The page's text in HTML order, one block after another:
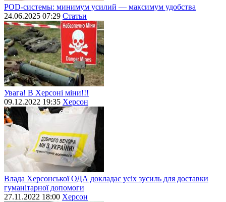
POD-системы: минимум усилий — максимум удобства
24.06.2025 07:29 Статьи
Увага! В Херсоні міни!!!
09.12.2022 19:35 Херсон
Влада Херсонської ОДА докладає усіх зусиль для доставки
гуманітарної допомоги
27.11.2022 18:00 Херсон